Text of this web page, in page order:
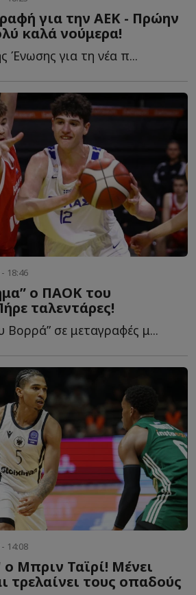
για την ΑΕΚ - Πρώην
καλά νούμερα!
Ένωσης για τη νέα π...
18:46
ο ΠΑΟΚ του
ταλεντάρες!
Βορρά” σε μεταγραφές μ...
14:08
Μπριν Ταϊρί! Μένει
τρελαίνει τους οπαδούς